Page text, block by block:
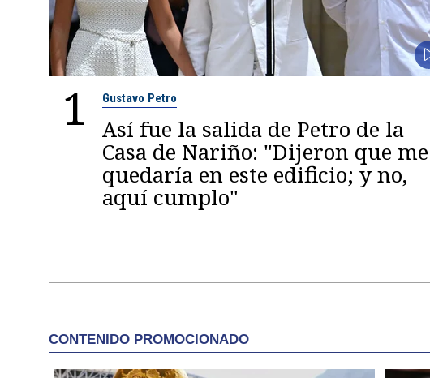
1 Gustavo Petro
Así fue la salida de Petro de la
Casa de Nariño: "Dijeron que me
quedaría en este edificio; y no,
aquí cumplo"